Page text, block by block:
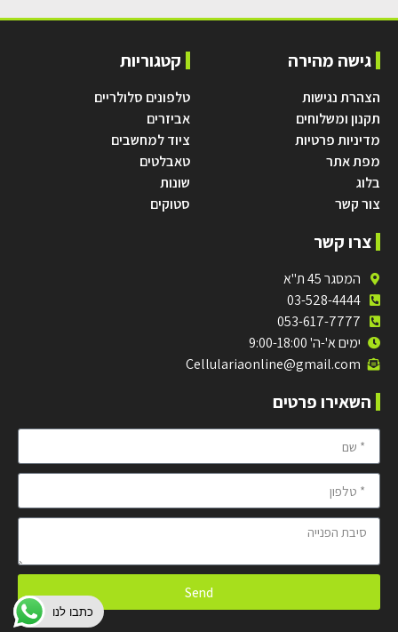
גישה מהירה
הצהרת נגישות
תקנון ומשלוחים
מדיניות פרטיות
מפת אתר
בלוג
צור קשר
קטגוריות
טלפונים סלולריים
אביזרים
ציוד למחשבים
טאבלטים
שונות
סטוקים
צרו קשר
המסגר 45 ת"א
03-528-4444
053-617-7777
ימים א'-ה' 9:00-18:00
Cellulariaonline@gmail.com
השאירו פרטים
Send
כתבו לנו